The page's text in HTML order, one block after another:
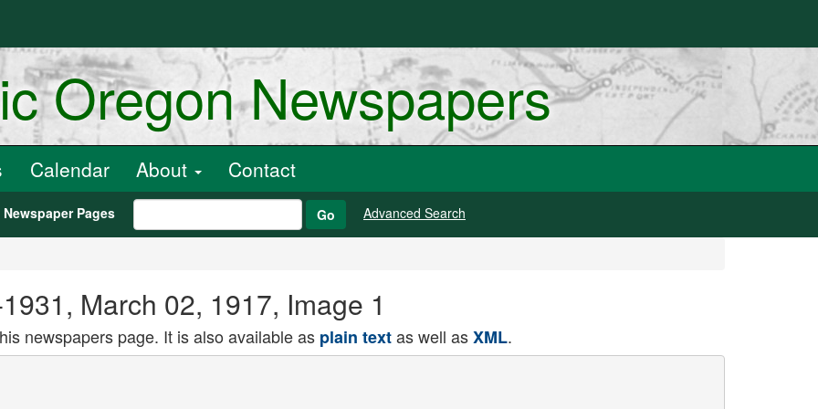
Oregon Newspapers
Calendar About Contact
Newspaper Pages Go Advanced Search
March 02, 1917, Image 1
newspapers page. It is also available as plain textas well asXML.